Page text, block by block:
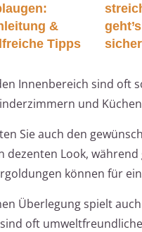
&
Tipps
sicher
Innenbereich sind oft
und
Sie auch den
dezenten Look,
können für
Überlegung spielt
oft